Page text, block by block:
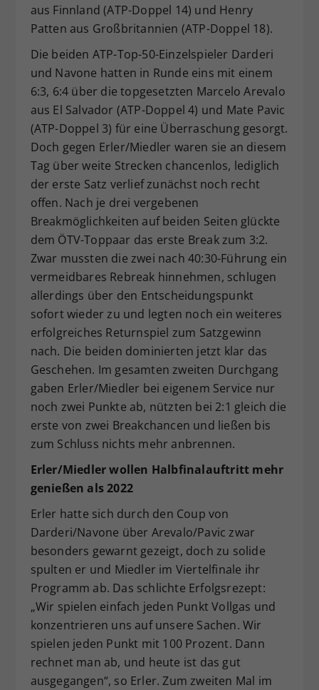
aus Finnland (ATP-Doppel 14) und Henry
Patten aus Großbritannien (ATP-Doppel 18).
Die beiden ATP-Top-50-Einzelspieler Darderi
und Navone hatten in Runde eins mit einem
6:3, 6:4 über die topgesetzten Marcelo Arevalo
aus El Salvador (ATP-Doppel 4) und Mate Pavic
(ATP-Doppel 3) für eine Überraschung gesorgt.
Doch gegen Erler/Miedler waren sie an diesem
Tag über weite Strecken chancenlos, lediglich
der erste Satz verlief zunächst noch recht
offen. Nach je drei vergebenen
Breakmöglichkeiten auf beiden Seiten glückte
dem ÖTV-Toppaar das erste Break zum 3:2.
Zwar mussten die zwei nach 40:30-Führung ein
vermeidbares Rebreak hinnehmen, schlugen
allerdings über den Entscheidungspunkt
sofort wieder zu und legten noch ein weiteres
erfolgreiches Returnspiel zum Satzgewinn
nach. Die beiden dominierten jetzt klar das
Geschehen. Im gesamten zweiten Durchgang
gaben Erler/Miedler bei eigenem Service nur
noch zwei Punkte ab, nützten bei 2:1 gleich die
erste von zwei Breakchancen und ließen bis
zum Schluss nichts mehr anbrennen.
Erler/Miedler wollen Halbfinalauftritt mehr
genießen als 2022
Erler hatte sich durch den Coup von
Darderi/Navone über Arevalo/Pavic zwar
besonders gewarnt gezeigt, doch zu solide
spulten er und Miedler im Viertelfinale ihr
Programm ab. Das schlichte Erfolgsrezept:
„Wir spielen einfach jeden Punkt Vollgas und
konzentrieren uns auf unsere Sachen. Wir
spielen jeden Punkt mit 100 Prozent. Dann
rechnet man ab, und heute ist das gut
ausgegangen“, so Erler. Zum zweiten Mal im